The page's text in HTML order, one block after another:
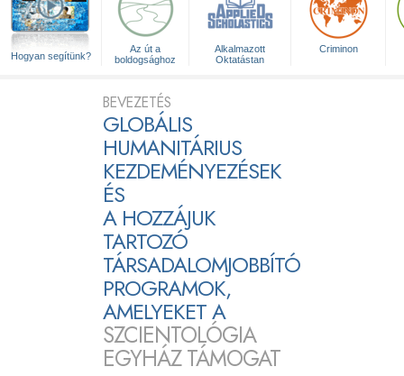
Hogyan segítünk?
Az út a
boldogsághoz
Alkalmazott
Oktatástan
Criminon
BEVEZETÉS
GLOBÁLIS
HUMANITÁRIUS
KEZDEMÉNYEZÉSEK
ÉS
A HOZZÁJUK
TARTOZÓ
TÁRSADALOMJOBBÍTÓ
PROGRAMOK,
AMELYEKET A
SZCIENTOLÓGIA
EGYHÁZ TÁMOGAT